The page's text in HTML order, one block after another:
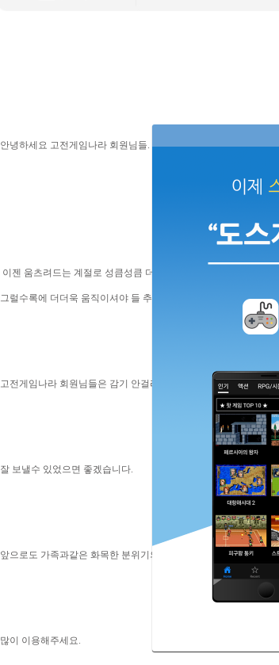
안녕하세요 고전게임나라 회원님들.
이젠 움츠려드는 계절로 성큼성큼 더더욱 다가갑니다
그럴수록에 더더욱 움직이셔야 들 추우세요^^
고전게임나라 회원님들은 감기 안걸리시고 모두 건강하게. 따뜻
잘 보낼수 있었으면 좋겠습니다.
앞으로도 가족과같은 화목한 분위기의 고전게임나라 사이트가 되
많이 이용해주세요.